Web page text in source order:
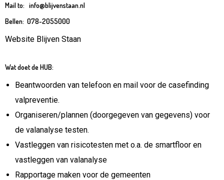
Mail to: info@blijvenstaan.nl
Bellen: 078-2055000
Website Blijven Staan
Wat doet de HUB:
Beantwoorden van telefoon en mail voor de casefinding
valpreventie.
Organiseren/plannen (doorgegeven van gegevens) voor
de valanalyse testen.
Vastleggen van risicotesten met o.a. de smartfloor en
vastleggen van valanalyse
Rapportage maken voor de gemeenten